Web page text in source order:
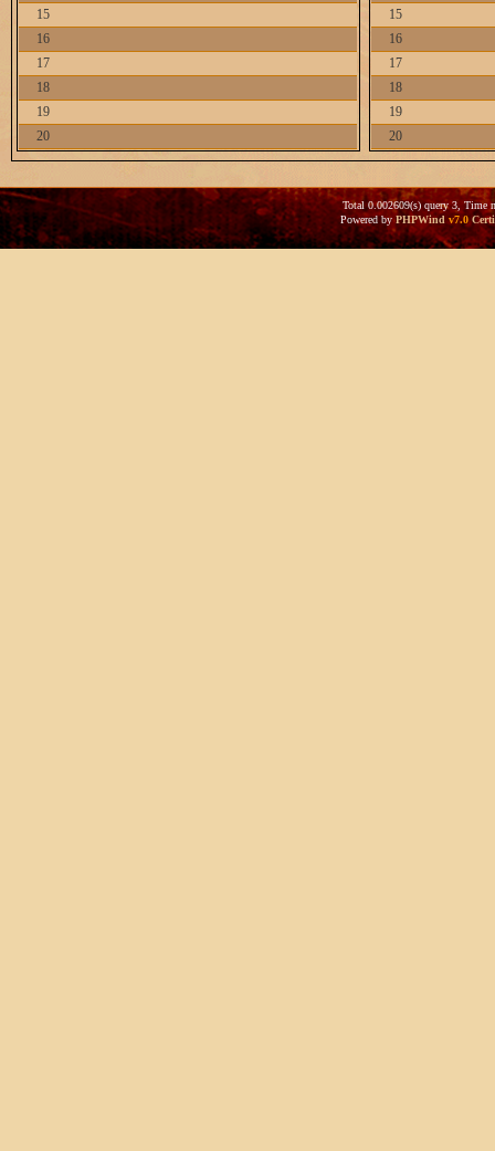
15
16
17
18
19
20
15
16
17
18
19
20
Total 0.002609(s) query 3, Time
Powered byPHPWind v7.0